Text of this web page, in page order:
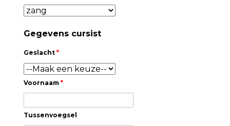
Gegevens cursist
Geslacht *
Voornaam *
Tussenvoegsel